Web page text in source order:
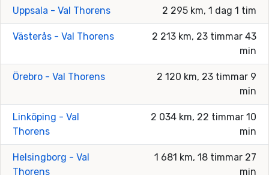
Uppsala - Val Thorens 2 295 km, 1 dag 1 tim
Västerås - Val Thorens
2 213 km, 23 timmar 43
min
Örebro - Val Thorens
2 120 km, 23 timmar 9
min
Linköping - Val
Thorens
2 034 km, 22 timmar 10
min
Helsingborg - Val
Thorens
1 681 km, 18 timmar 27
min